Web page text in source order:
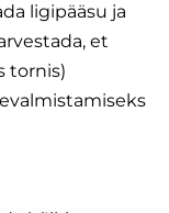
ligipääsu ja
et
tornis)